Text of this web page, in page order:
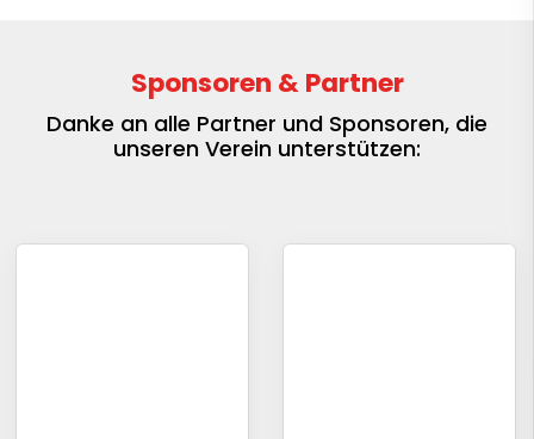
Sponsoren & Partner
Danke an alle Partner und Sponsoren, die
unseren Verein unterstützen: